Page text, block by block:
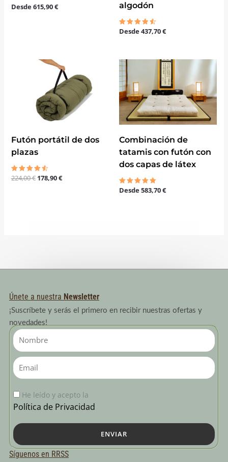
Valorado
Desde615,90€ algodón
Valorado
Desde437,70€
Futón portátil de dos
plazas
Valorado
224,00€
El
original
224,00 €.
178,90€
precio
actual
es:
178,90 €.
Combinación de
tatamis con futón con
dos capas de látex
Valorado
Desde583,70€
Únete a nuestra Newsletter
¡Suscríbete y serás el primero en recibir nuestras ofertas y
novedades!
Nombre
Email
He leído y acepto la
Política de Privacidad
ENVIAR
Síguenos en RRSS